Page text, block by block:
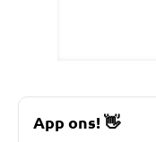
App ons!👋